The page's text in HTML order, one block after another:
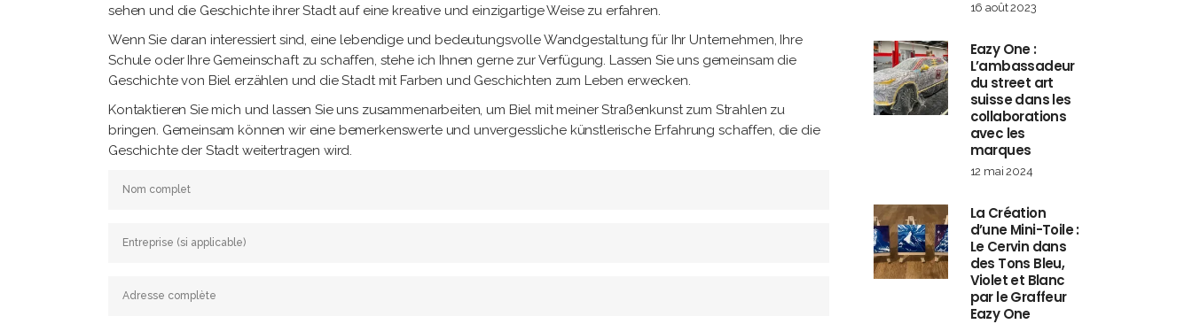
sehen und die Geschichte ihrer Stadt auf eine kreative und einzigartige Weise zu erfahren.
Wenn Sie daran interessiert sind, eine lebendige und bedeutungsvolle Wandgestaltung für Ihr Unternehmen, Ihre
Schule oder Ihre Gemeinschaft zu schaffen, stehe ich Ihnen gerne zur Verfügung. Lassen Sie uns gemeinsam die
Geschichte von Biel erzählen und die Stadt mit Farben und Geschichten zum Leben erwecken.
Kontaktieren Sie mich und lassen Sie uns zusammenarbeiten, um Biel mit meiner Straßenkunst zum Strahlen zu
bringen. Gemeinsam können wir eine bemerkenswerte und unvergessliche künstlerische Erfahrung schaffen, die die
Geschichte der Stadt weitertragen wird.
16 août 2023
Eazy One :
L’ambassadeur
du street art
suisse dans les
collaborations
avec les
marques
12 mai 2024
La Création
d’une Mini-Toile :
Le Cervin dans
des Tons Bleu,
Violet et Blanc
par le Graffeur
Eazy One